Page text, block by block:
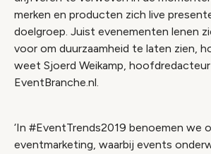
merken en producten zich live
doelgroep. Juist evenementen lenen
voor om duurzaamheid te laten zien,
weet Sjoerd Weikamp, hoofdredacteur
EventBranche.nl.
‘In #EventTrends2019 benoemen we
eventmarketing, waarbij events